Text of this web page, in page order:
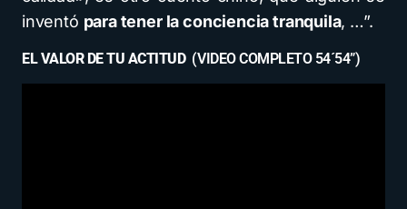
inventó para tener la conciencia tranquila, …”.
EL VALOR DE TU ACTITUD (VIDEO COMPLETO 54´54”)